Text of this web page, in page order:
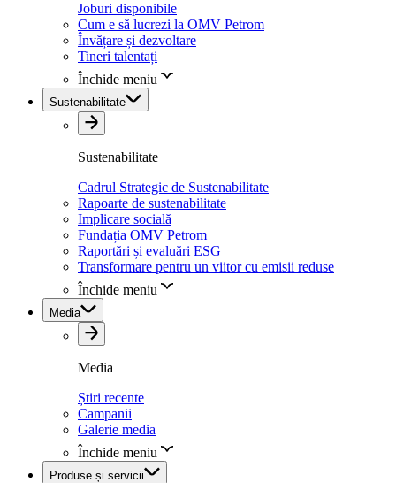
Joburi disponibile
Cum e să lucrezi la OMV Petrom
Învățare și dezvoltare
Tineri talentați
Închide meniu
Sustenabilitate
Sustenabilitate
Cadrul Strategic de Sustenabilitate
Rapoarte de sustenabilitate
Implicare socială
Fundația OMV Petrom
Raportări și evaluări ESG
Transformare pentru un viitor cu emisii reduse
Închide meniu
Media
Media
Știri recente
Campanii
Galerie media
Închide meniu
Produse și servicii